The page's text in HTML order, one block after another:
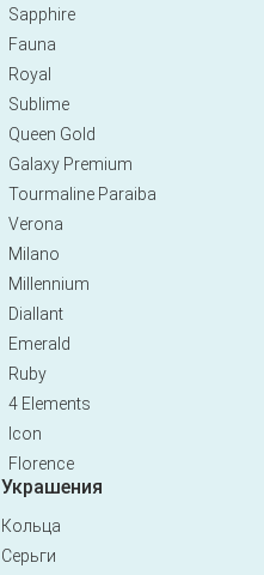
Sapphire
Fauna
Royal
Sublime
Queen Gold
Galaxy Premium
Tourmaline Paraiba
Verona
Milano
Millennium
Diallant
Emerald
Ruby
4 Elements
Icon
Florence
Украшения
Кольца
Серьги